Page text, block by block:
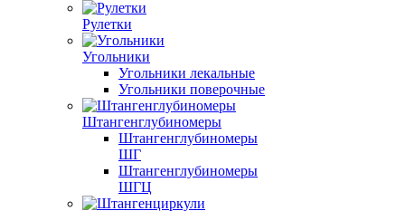
Рулетки
Угольники
Угольники лекальные
Угольники поверочные
Штангенглубиномеры
Штангенглубиномеры
ШГ
Штангенглубиномеры
ШГЦ